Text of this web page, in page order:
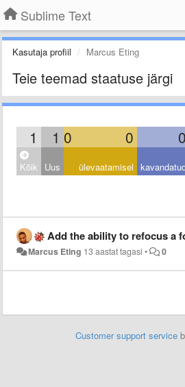
Sublime Text
Kasutaja profiil Marcus Eting
Teie teemad staatuse järgi
1 1 0 0 0
Kõik Uus ülevaatamisel
Add the ability to refocus a folder / project that is already open
Marcus Eting 13 aastat tagasi • 0
Customer support service